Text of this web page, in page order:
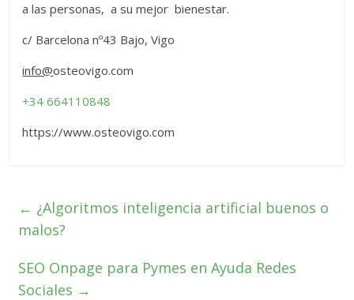
a las personas, a su mejor bienestar.
c/ Barcelona nº43 Bajo, Vigo
info@osteovigo.com
+34 664110848
https://www.osteovigo.com
← ¿Algoritmos inteligencia artificial buenos o
malos?
SEO Onpage para Pymes en Ayuda Redes
Sociales →